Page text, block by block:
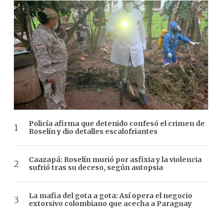
Policía afirma que detenido confesó el crimen de
Roselín y dio detalles escalofriantes
Caazapá: Roselín murió por asfixia y la violencia
sufrió tras su deceso, según autopsia
La mafia del gota a gota: Así opera el negocio
extorsivo colombiano que acecha a Paraguay